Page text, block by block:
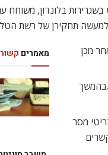
בלונדון, משוחח
תחקירן של רשת
מאמרים
מכן
מסר